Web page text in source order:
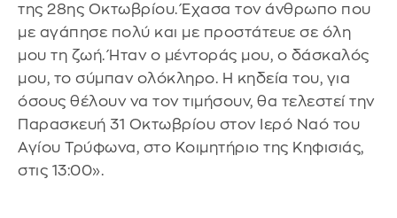
της 28ης Οκτωβρίου. Έχασα τον άνθρωπο που
με αγάπησε πολύ και με προστάτευε σε όλη
μου τη ζωή. Ήταν ο μέντοράς μου, ο δάσκαλός
μου, το σύμπαν ολόκληρο. Η κηδεία του, για
όσους θέλουν να τον τιμήσουν, θα τελεστεί την
Παρασκευή 31 Οκτωβρίου στον Ιερό Ναό του
Αγίου Τρύφωνα, στο Κοιμητήριο της Κηφισιάς,
στις 13:00».